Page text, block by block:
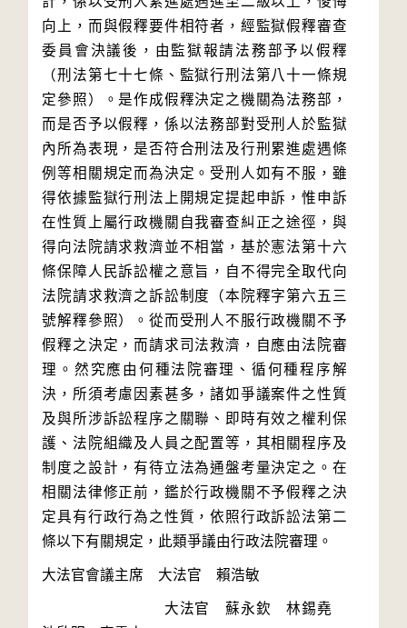
向上，而與假釋要件相符者，經監獄假釋審查
委員會決議後，由監獄報請法務部予以假釋
（刑法第七十七條、監獄行刑法第八十一條規
定參照）。是作成假釋決定之機關為法務部，
而是否予以假釋，係以法務部對受刑人於監獄
內所為表現，是否符合刑法及行刑累進處遇條
例等相關規定而為決定。受刑人如有不服，雖
得依據監獄行刑法上開規定提起申訴，惟申訴
在性質上屬行政機關自我審查糾正之途徑，與
得向法院請求救濟並不相當，基於憲法第十六
條保障人民訴訟權之意旨，自不得完全取代向
法院請求救濟之訴訟制度（本院釋字第六五三
號解釋參照）。從而受刑人不服行政機關不予
假釋之決定，而請求司法救濟，自應由法院審
理。然究應由何種法院審理、循何種程序解
決，所須考慮因素甚多，諸如爭議案件之性質
及與所涉訴訟程序之關聯、即時有效之權利保
護、法院組織及人員之配置等，其相關程序及
制度之設計，有待立法為通盤考量決定之。在
相關法律修正前，鑑於行政機關不予假釋之決
定具有行政行為之性質，依照行政訴訟法第二
大法官　蘇永欽　林錫堯